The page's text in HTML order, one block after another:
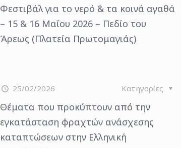
Φεστιβάλ για το νερό & τα κοινά αγαθά
– 15 & 16 Μαΐου 2026 – Πεδίο του
Άρεως (Πλατεία Πρωτομαγιάς)
25/02/2026 Κατηγορίες
Θέματα που προκύπτουν από την
εγκατάσταση φραχτών ανάσχεσης
καταπτώσεων στην Ελληνική